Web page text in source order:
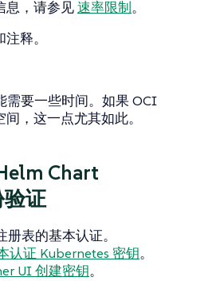
息，请参见速率限制。
释。
需要一些时间。如果 OCI
，这一点尤其如此。
Chart
证
册表的基本认证。
认证 Kubernetes 密钥。
UI 创建密钥。